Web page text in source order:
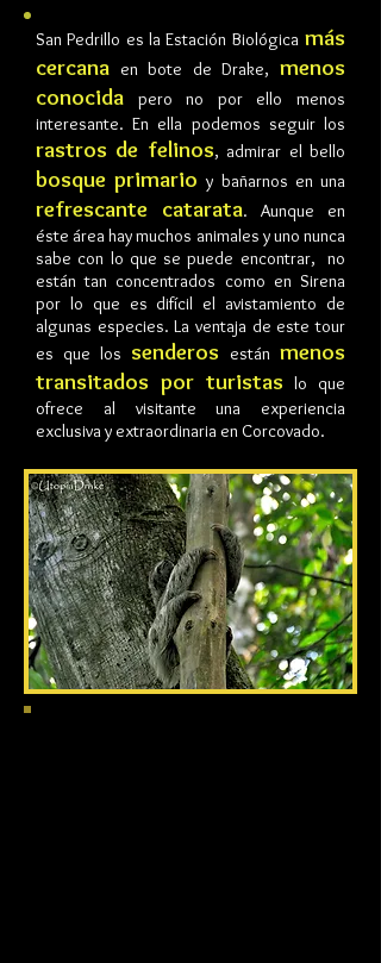
San Pedrillo es la Estación Biológicamás
cercana en bote de Drake, menos
conocida pero no por ello menos
interesante. En ella podemos seguir los
rastros de felinos, admirar el bello
bosque primarioy bañarnos en una
refrescante catarata. Aunque en
éste área hay muchos animales y uno nunca
sabe con lo que se puede encontrar, no
están tan concentrados como en Sirena
por lo que es difícil el avistamiento de
algunas especies. La ventaja de este tour
es que los senderos están menos
transitados por turistas lo que
ofrece al visitante una experiencia
exclusiva y extraordinaria en Corcovado.